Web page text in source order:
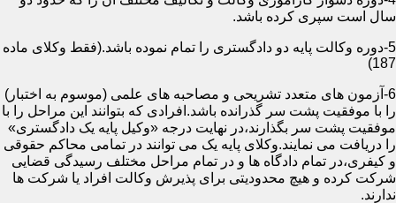
سال است سپری کرده باشد.
5-دوره وکالت پایه دو دادگستری را تمام نموده باشد.(فقط وکلای ماده
187)
6-آزمون های متعدد تشریحی و مصاحبه های علمی (موسوم به اختبار)
را با موفقیت پشت سر گذرانده باشد.افرادی که بتوانند این مراحل را با
موفقیت پشت سر بگذارند،در نهایت درجه «وکیل پایه یک دادگستری»
را دریافت می نمایند.وکلای پایه یک می توانند در تمامی محاکم حقوقی
و کیفری،در تمام دادگاه ها و در تمام مراحل مختلف رسیدگی قضایی
شرکت کرده و هیچ محدودیتی برای پذیرش وکالت افراد یا شرکت ها
ندارند.